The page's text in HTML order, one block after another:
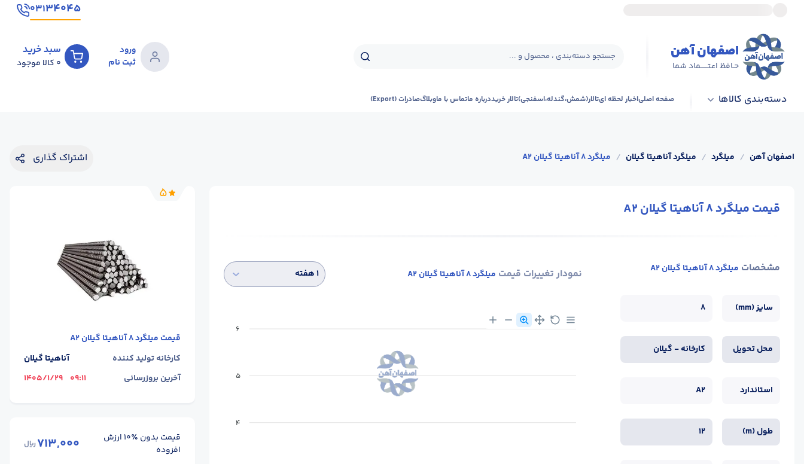
۳۴۰۴۵۰۳۱
اصفهان آهن
حـافظ اعتــــــماد شما
جستجو دسته‌بندی ، محصول و ...
ورود
ثبت نام
سبد خرید
0 کالا موجود
دسته‌بندی کالاها صفحه اصلیاخبار لحظه ایتالار(شمش،گندله،اسفنجی)تالار خریددرباره ماتماس با ماوبلاگصادرات (Export)
اصفهان آهن / میلگرد / میلگرد آناهیتا گیلان / میلگرد 8 آناهیتا گیلان A2 اشتراک گذاری
قیمت میلگرد 8 آناهیتا گیلان A2
مشخصات میلگرد 8 آناهیتا گیلان A2
سایز (mm) 8
محل تحویل کارخانه - گیلان
استاندارد A2
طول (m) 12
نمودار تغییرات قیمت میلگرد 8 آناهیتا گیلان A2 ۱ هفته
6
5
4
5
قیمت میلگرد 8 آناهیتا گیلان A2
کارخانه تولید کننده
آناهیتا گیلان
آخرین بروزرسانی
09:11
1405/1/29
قیمت بدون ٪۱۰ ارزش
افزوده
713,000ریال